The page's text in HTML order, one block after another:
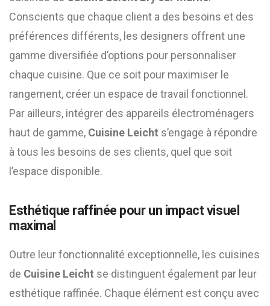
Conscients que chaque client a des besoins et des
préférences différents, les designers offrent une
gamme diversifiée d’options pour personnaliser
chaque cuisine. Que ce soit pour maximiser le
rangement, créer un espace de travail fonctionnel.
Par ailleurs, intégrer des appareils électroménagers
haut de gamme, Cuisine Leicht s’engage à répondre
à tous les besoins de ses clients, quel que soit
l’espace disponible.
Esthétique raffinée pour un impact visuel
maximal
Outre leur fonctionnalité exceptionnelle, les cuisines
de Cuisine Leicht se distinguent également par leur
esthétique raffinée. Chaque élément est conçu avec